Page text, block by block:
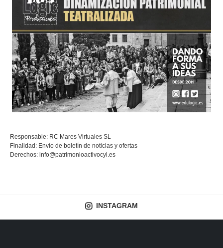
Responsable: RC Mares Virtuales SL
Finalidad: Envío de boletín de noticias y ofertas
Derechos: info@patrimonioactivocyl.es
INSTAGRAM